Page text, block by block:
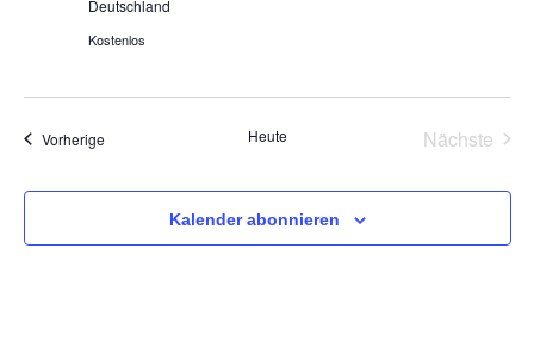
Deutschland
Kostenlos
VorherigeVeranstaltungen Heute Nächste
Kalender abonnieren